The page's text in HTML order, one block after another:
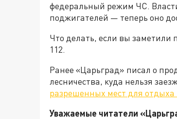
федеральный режим ЧС.
поджигателей — теперь оно
Что делать, если вы
112.
Ранее «Царьград» писал о
лесничества, куда нельзя
разрешенных мест для отдыха
Уважаемые читатели